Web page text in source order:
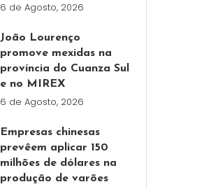
6 de Agosto, 2026
João Lourenço
promove mexidas na
província do Cuanza Sul
e no MIREX
6 de Agosto, 2026
Empresas chinesas
prevêem aplicar 150
milhões de dólares na
produção de varões